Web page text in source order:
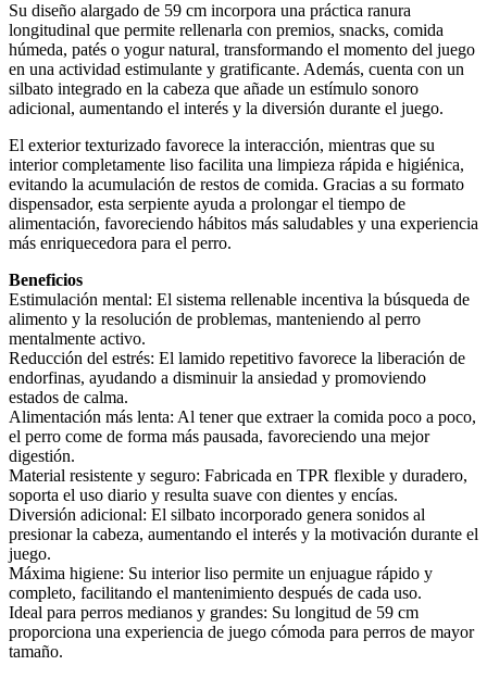
Su diseño alargado de 59 cm incorpora una práctica ranura
longitudinal que permite rellenarla con premios, snacks, comida
húmeda, patés o yogur natural, transformando el momento del juego
en una actividad estimulante y gratificante. Además, cuenta con un
silbato integrado en la cabeza que añade un estímulo sonoro
adicional, aumentando el interés y la diversión durante el juego.
El exterior texturizado favorece la interacción, mientras que su
interior completamente liso facilita una limpieza rápida e higiénica,
evitando la acumulación de restos de comida. Gracias a su formato
dispensador, esta serpiente ayuda a prolongar el tiempo de
alimentación, favoreciendo hábitos más saludables y una experiencia
más enriquecedora para el perro.
Beneficios
Estimulación mental: El sistema rellenable incentiva la búsqueda de
alimento y la resolución de problemas, manteniendo al perro
mentalmente activo.
Reducción del estrés: El lamido repetitivo favorece la liberación de
endorfinas, ayudando a disminuir la ansiedad y promoviendo
estados de calma.
Alimentación más lenta: Al tener que extraer la comida poco a poco,
el perro come de forma más pausada, favoreciendo una mejor
digestión.
Material resistente y seguro: Fabricada en TPR flexible y duradero,
soporta el uso diario y resulta suave con dientes y encías.
Diversión adicional: El silbato incorporado genera sonidos al
presionar la cabeza, aumentando el interés y la motivación durante el
juego.
Máxima higiene: Su interior liso permite un enjuague rápido y
completo, facilitando el mantenimiento después de cada uso.
Ideal para perros medianos y grandes: Su longitud de 59 cm
proporciona una experiencia de juego cómoda para perros de mayor
tamaño.